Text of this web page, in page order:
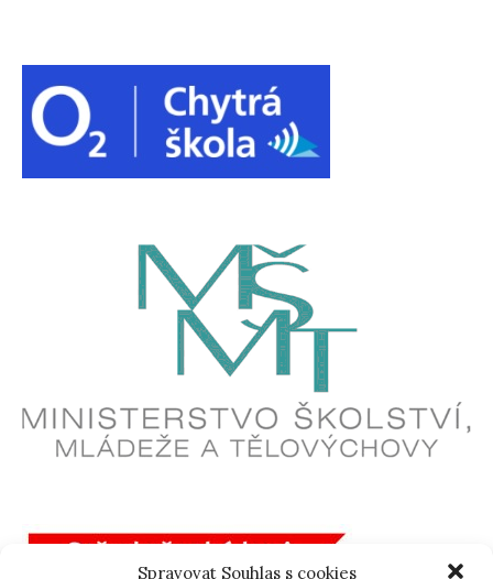
Spravovat Souhlas s cookies